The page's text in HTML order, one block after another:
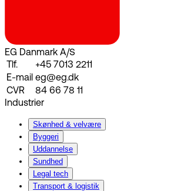
EG Danmark A/S
Tlf.
+45 7013 2211
E-mail eg@eg.dk
CVR
84 66 78 11
Industrier
Skønhed & velvære
Byggeri
Uddannelse
Sundhed
Legal tech
Transport & logistik